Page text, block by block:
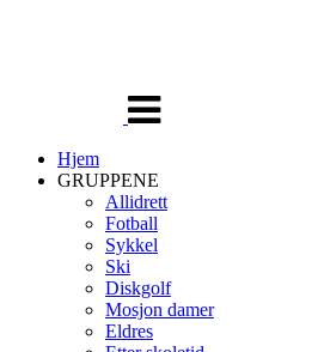
navigasjon
Hjem
GRUPPENE
Allidrett
Fotball
Sykkel
Ski
Diskgolf
Mosjon damer
Eldres